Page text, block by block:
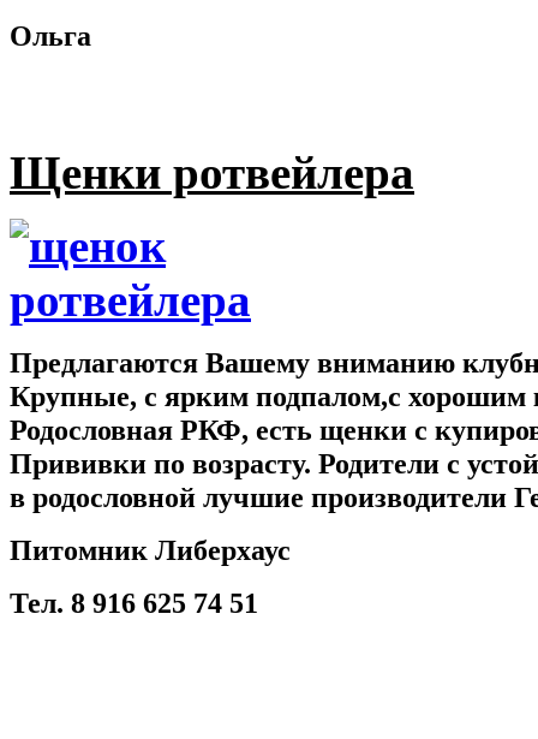
Ольга
Щенки ротвейлера
Предлагаются Вашему вниманию
Крупные, с ярким подпалом,с хорошим
Родословная РКФ, есть щенки с
Прививки по возрасту. Родители с
в родословной лучшие производители
Питомник Либерхаус
Тел. 8 916 625 74 51